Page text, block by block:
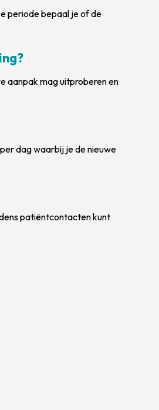
periode bepaal je of de
aanpak mag uitproberen en
dag waarbij je de nieuwe
patiëntcontacten kunt